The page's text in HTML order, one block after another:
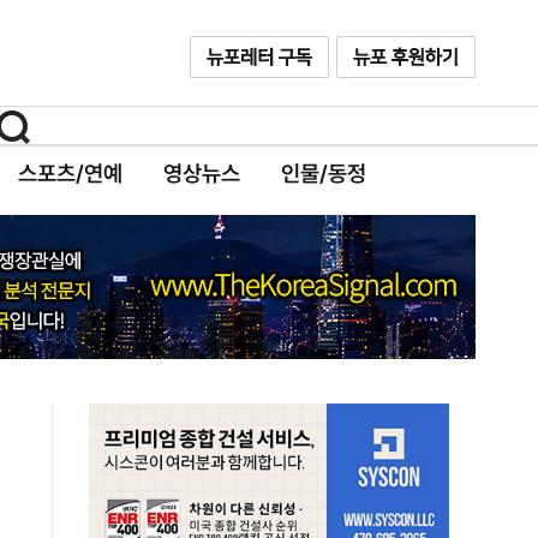
스포츠/연예 영상뉴스 인물/동정